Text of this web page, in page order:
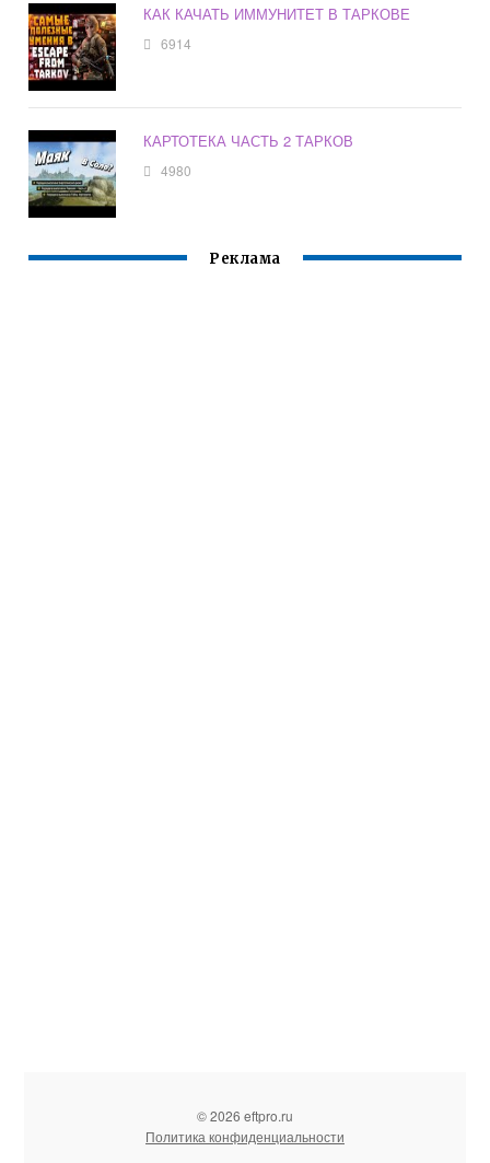
КАК КАЧАТЬ ИММУНИТЕТ В ТАРКОВЕ
6914
КАРТОТЕКА ЧАСТЬ 2 ТАРКОВ
4980
Реклама
© 2026 eftpro.ru
Политика конфиденциальности